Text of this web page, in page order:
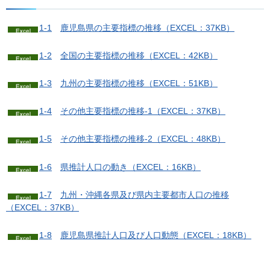
1-1 鹿児島県の主要指標の推移（EXCEL：37KB）
1-2 全国の主要指標の推移（EXCEL：42KB）
1-3 九州の主要指標の推移（EXCEL：51KB）
1-4 その他主要指標の推移-1（EXCEL：37KB）
1-5 その他主要指標の推移-2（EXCEL：48KB）
1-6 県推計人口の動き（EXCEL：16KB）
1-7 九州・沖縄各県及び県内主要都市人口の推移
（EXCEL：37KB）
1-8 鹿児島県推計人口及び人口動態（EXCEL：18KB）